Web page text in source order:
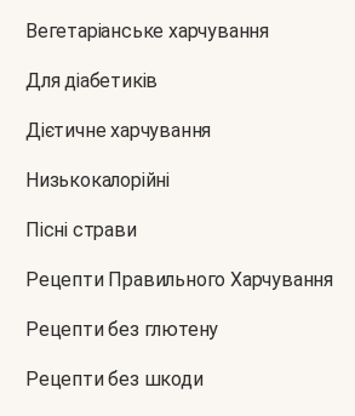
Вегетаріанське харчування
Для діабетиків
Дієтичне харчування
Низькокалорійні
Пісні страви
Рецепти Правильного Харчування
Рецепти без глютену
Рецепти без шкоди